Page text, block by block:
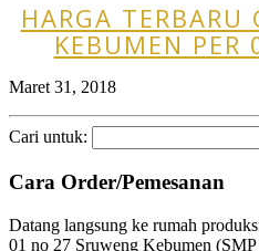
HARGA TERBARU
KEBUMEN
Maret 31, 2018
Cari untuk:
Cara Order/Pemesanan
Datang langsung ke rumah
01 no 27 Sruweng Kebumen